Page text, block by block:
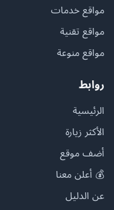
مواقع خدمات
مواقع تقنية
مواقع منوعة
روابط
الرئيسية
الأكثر زيارة
أضف موقع
💰 أعلن معنا
عن الدليل